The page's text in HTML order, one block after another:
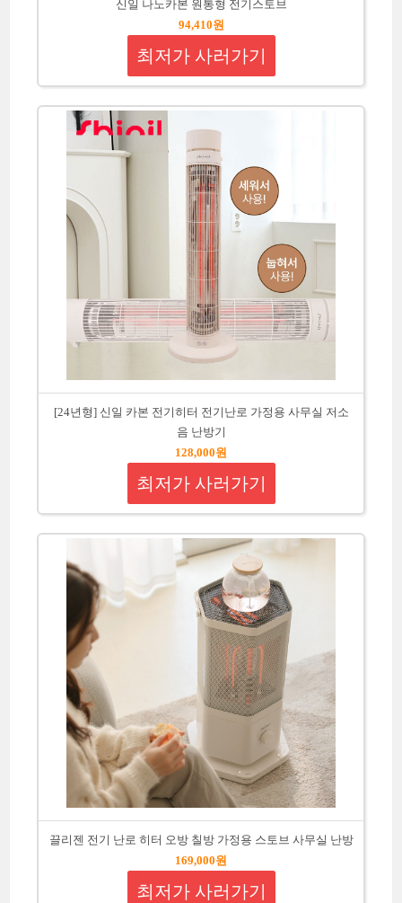
신일 나노카본 원통형 전기스토브
94,410원
최저가 사러가기
[24년형] 신일 카본 전기히터 전기난로 가정용 사무실 저소
음 난방기
128,000원
최저가 사러가기
끌리젠 전기 난로 히터 오방 칠방 가정용 스토브 사무실 난방
169,000원
최저가 사러가기